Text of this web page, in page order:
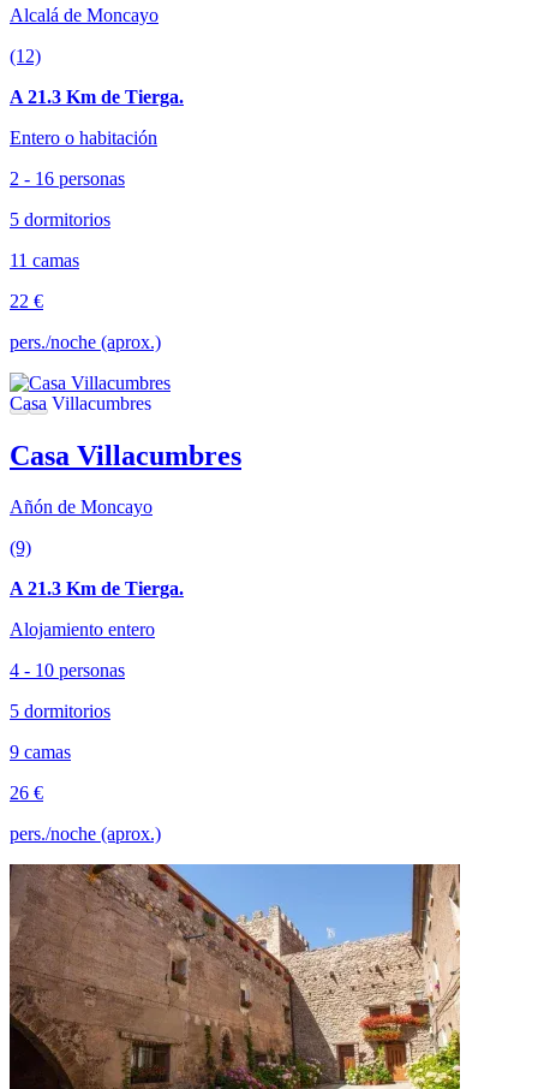
Alcalá de Moncayo
(12)
A 21.3 Km de Tierga.
Entero o habitación
2 - 16 personas
5 dormitorios
11 camas
22 €
pers./noche (aprox.)
Casa Villacumbres
Añón de Moncayo
(9)
A 21.3 Km de Tierga.
Alojamiento entero
4 - 10 personas
5 dormitorios
9 camas
26 €
pers./noche (aprox.)